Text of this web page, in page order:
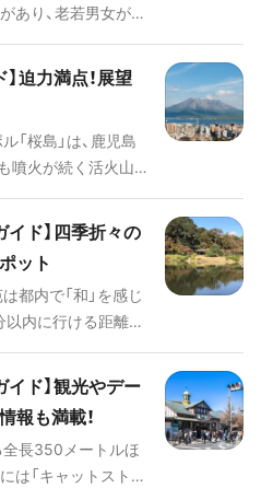
地図から埼玉の定
光マップで、素敵な
あり、老若男女が楽
光マップで、素敵
迫力満点！展望
桜島」は、鹿児島
噴火が続く活火山
知らない、桜島の
イド】四季折々の
ット
都内で「和」を感じ
内に行ける距離に
所です。 そんな新
トまでまとめたの
ください。
イド】観光やデー
報も満載！
長350メートルほ
は「キャットストリ